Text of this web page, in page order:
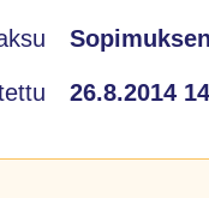
26.8.2014